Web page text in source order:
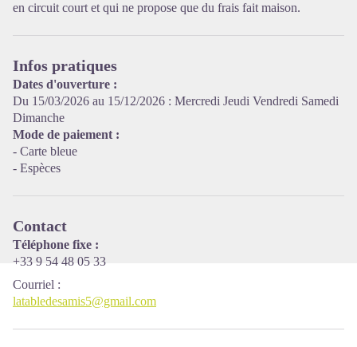
Voir l'image en plein écran
en circuit court et qui ne propose que du frais fait maison.
Infos pratiques
Dates d'ouverture :
Du 15/03/2026 au 15/12/2026 : Mercredi Jeudi Vendredi Samedi
Dimanche
Mode de paiement :
- Carte bleue
- Espèces
Contact
Téléphone fixe :
+33 9 54 48 05 33
Courriel :
latabledesamis5@gmail.com